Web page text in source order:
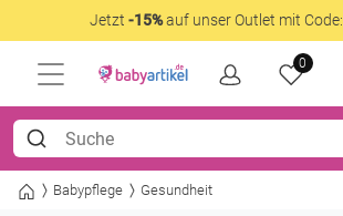
Jetzt -15%auf unser Outlet mit Code:
0
Babypflege Gesundheit